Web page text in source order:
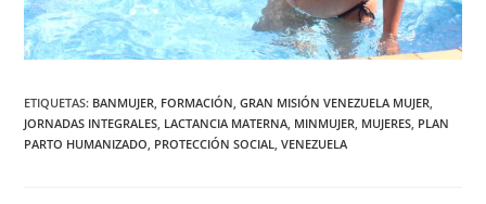
ETIQUETAS: BANMUJER, FORMACIÓN, GRAN MISIÓN VENEZUELA MUJER,
JORNADAS INTEGRALES, LACTANCIA MATERNA, MINMUJER, MUJERES, PLAN
PARTO HUMANIZADO, PROTECCIÓN SOCIAL, VENEZUELA